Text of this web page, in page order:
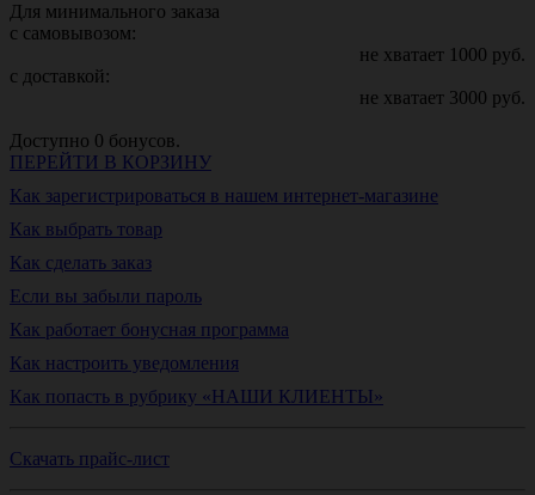
Для минимального заказа
с самовывозом:
не хватает 1000 руб.
с доставкой:
не хватает 3000 руб.
Доступно 0 бонусов.
ПЕРЕЙТИ В КОРЗИНУ
Как зарегистрироваться в нашем интернет-магазине
Как выбрать товар
Как сделать заказ
Если вы забыли пароль
Как работает бонусная программа
Как настроить уведомления
Как попасть в рубрику «НАШИ КЛИЕНТЫ»
Скачать прайс-лист